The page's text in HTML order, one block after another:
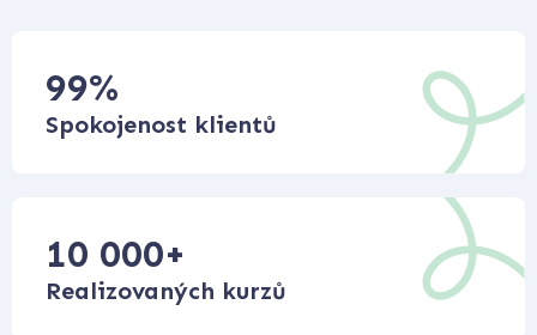
99%
Spokojenost klientů
10 000+
Realizovaných kurzů